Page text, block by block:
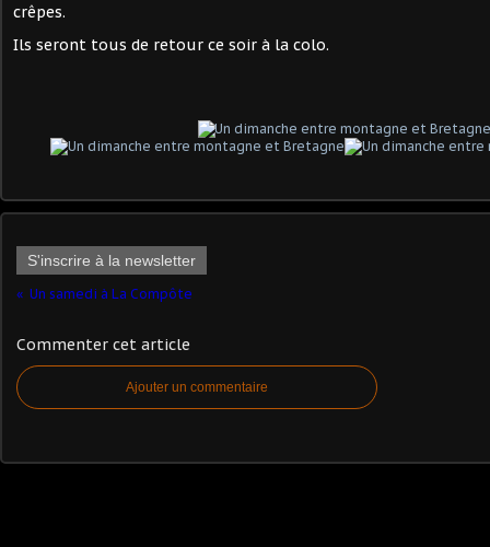
crêpes.
Ils seront tous de retour ce soir à la colo.
S'inscrire à la newsletter
Un samedi à La Compôte
Commenter cet article
Ajouter un commentaire